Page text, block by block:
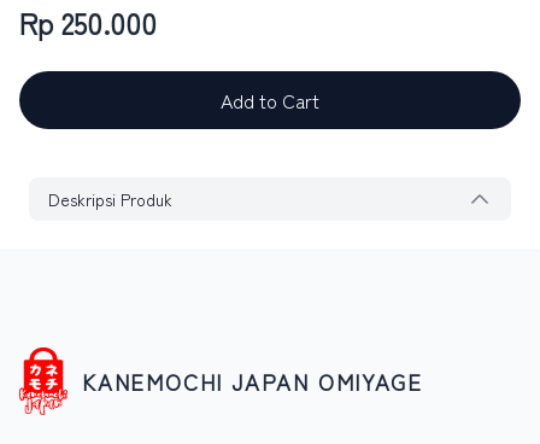
Rp 250.000
Add to Cart
Deskripsi Produk
KANEMOCHI JAPAN OMIYAGE